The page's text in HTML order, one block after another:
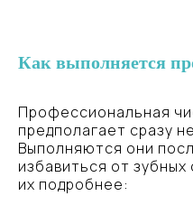
Как выполняется
Профессиональная
предполагает сразу
Выполняются они
избавиться от
их подробнее: